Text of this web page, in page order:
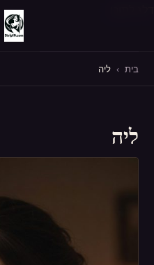
חשפניות בצפון
חשפניות בדרום
בית › ליה
ליה